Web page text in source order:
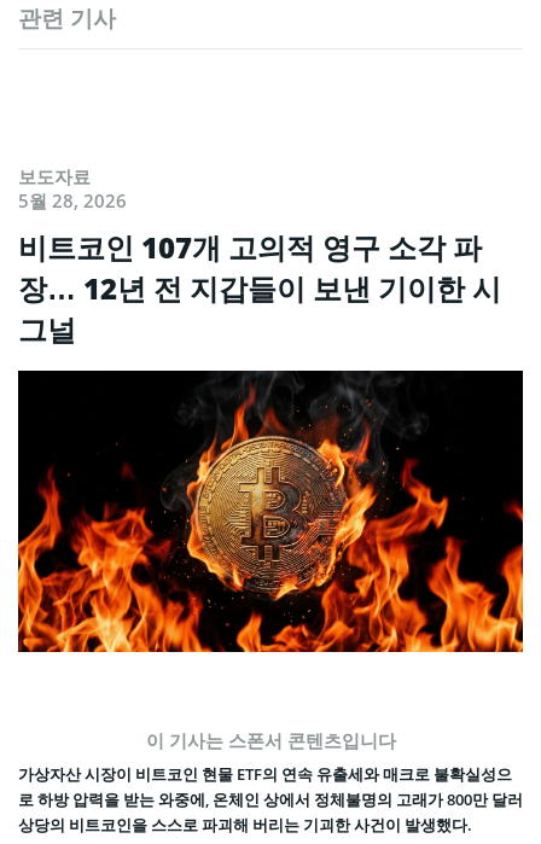
관련 기사
보도자료
5월 28, 2026
비트코인 107개 고의적 영구 소각 파
장… 12년 전 지갑들이 보낸 기이한 시
그널
이 기사는 스폰서 콘텐츠입니다
가상자산 시장이 비트코인 현물 ETF의 연속 유출세와 매크로 불확실성으
로 하방 압력을 받는 와중에, 온체인 상에서 정체불명의 고래가 800만 달러
상당의 비트코인을 스스로 파괴해 버리는 기괴한 사건이 발생했다.